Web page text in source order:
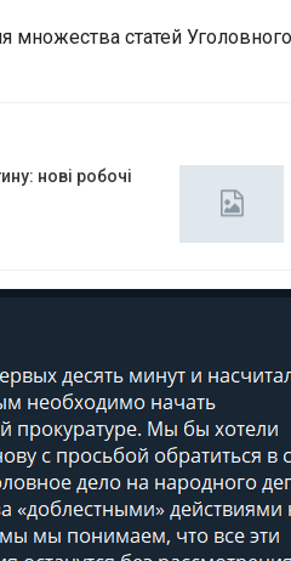
множества статей
нові робочі